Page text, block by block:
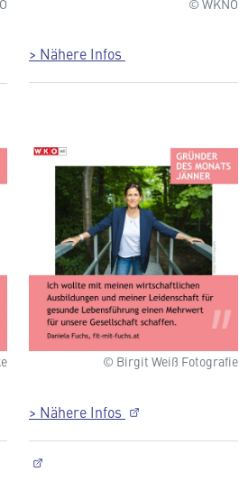
© WKNÖ
> Nähere Infos
© Birgit Weiß Fotografie
> Nähere Infos